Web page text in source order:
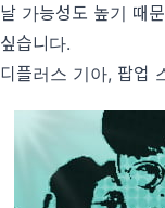
날 가능성도 높기 때
싶습니다.
디플러스 기아, 팝업